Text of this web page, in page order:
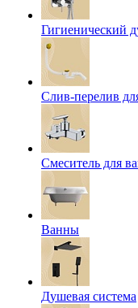
Гигиенический
Слив-перелив
Смеситель для
Ванны
Душевая система